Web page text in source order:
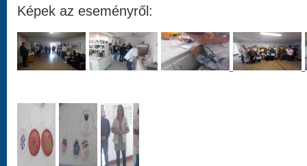
Képek az eseményről: